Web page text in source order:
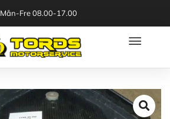
Mån-Fre 08.00-17.00